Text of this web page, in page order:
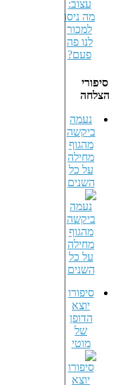
סיפורי
הצלחה
נעמה
ביקשה
מהגוף
מחילה
על כל
השנים
סיפורו
יוצא
הדופן
של
מוטי